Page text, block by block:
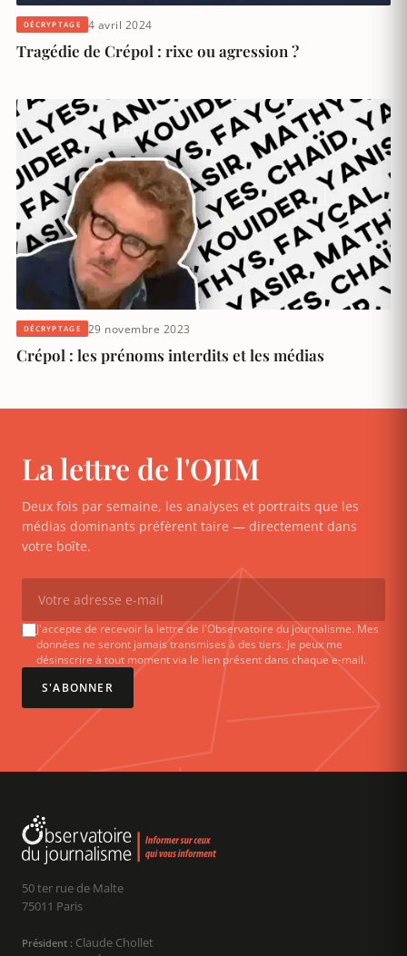
DÉCRYPTAGE 4 avril 2024
Tragédie de Crépol : rixe ou agression ?
DÉCRYPTAGE 29 novembre 2023
Crépol : les prénoms interdits et les médias
La lettre de l'OJIM
Deux fois par semaine, les analyses et portraits que les
médias dominants préfèrent taire — directement dans
votre boîte.
J'accepte de recevoir la lettre de l'Observatoire du journalisme. Mes
données ne seront jamais transmises à des tiers. Je peux me
désinscrire à tout moment via le lien présent dans chaque e-mail.
S'ABONNER
50 ter rue de Malte
75011 Paris
Président : Claude Chollet